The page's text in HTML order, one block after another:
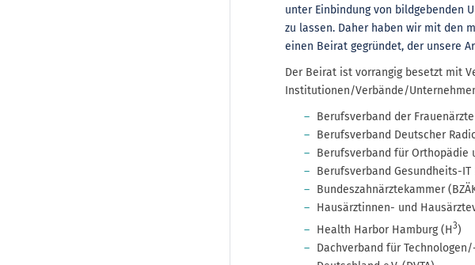
unter Einbindung von bildgebenden
zu lassen. Daher haben wir mit den
einen Beirat gegründet, der unsere
Der Beirat ist vorrangig besetzt mit
Institutionen/Verbände/
Berufsverband der Frauenärzte
Berufsverband Deutscher
Berufsverband für Orthopädie
Berufsverband Gesundheits-IT
Bundeszahnärztekammer
Hausärztinnen- und
Health Harbor Hamburg (H3)
Dachverband für